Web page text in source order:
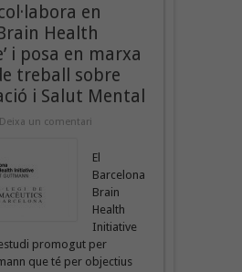
en
Health
i posa en marxa
treball sobre
i Salut Mental
Deixa un comentari
El
Barcelona
Brain
Health
Initiative
promogut per
que té per objectius